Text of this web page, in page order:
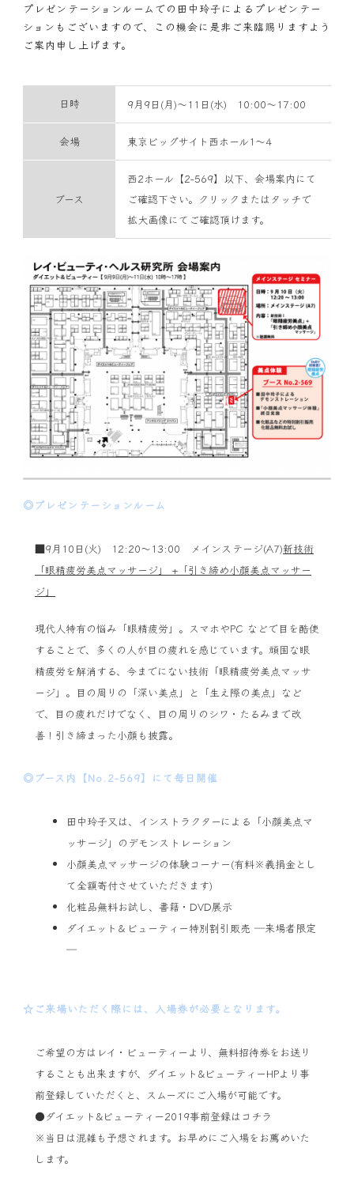
プレゼンテーションルームでの田中玲子によるプレゼンテー
ションもございますので、この機会に是非ご来臨賜りますよう
ご案内申し上げます。
日時 9月9日(月)～11日(水) 10:00～17:00
会場 東京ビッグサイト西ホール1～4
ブース
西2ホール【2-569】以下、会場案内にて
ご確認下さい。クリックまたはタッチで
拡大画像にてご確認頂けます。
◎プレゼンテーションルーム
■9月10日(火) 12:20～13:00 メインステージ(A7)新技術
「眼精疲労美点マッサージ」 +「引き締め小顔美点マッサー
ジ」
現代人特有の悩み「眼精疲労」。スマホやPC などで目を酷使
することで、多くの人が目の疲れを感じています。頑固な眼
精疲労を解消する、今までにない技術「眼精疲労美点マッサ
ージ」。目の周りの「深い美点」と「生え際の美点」など
で、目の疲れだけでなく、目の周りのシワ・たるみまで改
善！引き締まった小顔も披露。
◎ブース内【No.2-569】にて毎日開催
田中玲子又は、インストラクターによる「小顔美点マ
ッサージ」のデモンストレーション
小顔美点マッサージの体験コーナー(有料※義捐金とし
て全額寄付させていただきます)
化粧品無料お試し、書籍・DVD展示
ダイエット＆ビューティー特別割引販売 ―来場者限定
―
☆ご来場いただく際には、入場券が必要となります。
ご希望の方はレイ・ビューティーより、無料招待券をお送り
することも出来ますが、ダイエット&ビューティーHPより事
前登録していただくと、スムーズにご入場が可能です。
●ダイエット&ビューティー2019事前登録はコチラ
※当日は混雑も予想されます。お早めにご入場をお薦めいた
します。